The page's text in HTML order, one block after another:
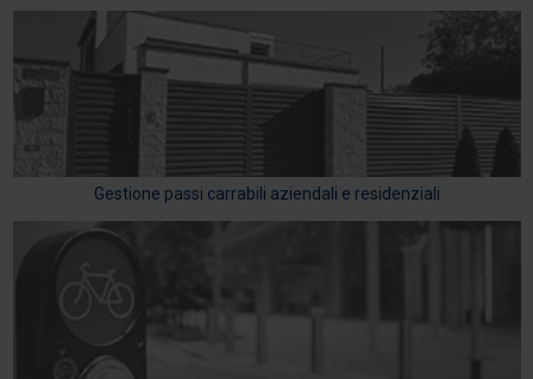
Gestione passi carrabili aziendali e residenziali